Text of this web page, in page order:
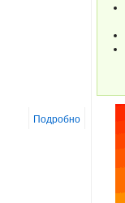
Подробно